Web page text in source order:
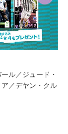
ル／ジュード・
／デヤン・クル